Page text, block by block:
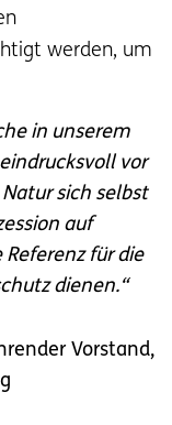
werden, um
in unserem
vor
sich selbst
auf
für die
dienen.“
Vorstand,